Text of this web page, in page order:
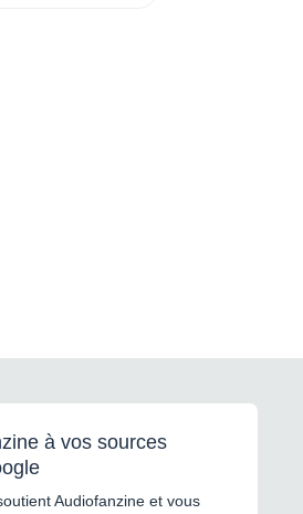
à vos sources
Audiofanzine et vous